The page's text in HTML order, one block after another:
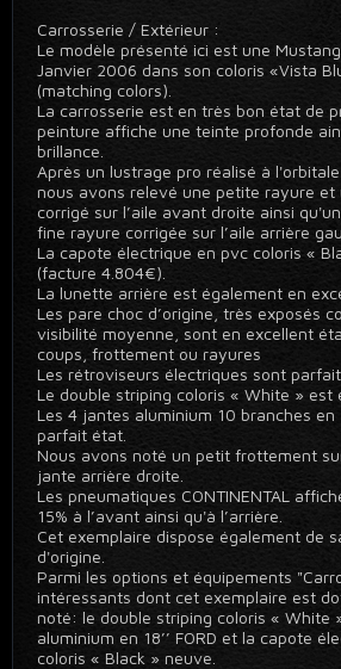
Carrosserie / Extérieur :
Le modèle présenté ici est une
Janvier 2006 dans son coloris «Vista
(matching colors).
La carrosserie est en très bon état de
peinture affiche une teinte profonde
brillance.
Après un lustrage pro réalisé à
nous avons relevé une petite rayure et
corrigé sur l’aile avant droite ainsi
fine rayure corrigée sur l’aile arrière
La capote électrique en pvc coloris «
(facture 4.804€).
La lunette arrière est également en
Les pare choc d’origine, très exposés
visibilité moyenne, sont en excellent
coups, frottement ou rayures
Les rétroviseurs électriques sont
Le double striping coloris « White »
Les 4 jantes aluminium 10 branches en
parfait état.
Nous avons noté un petit frottement
jante arrière droite.
Les pneumatiques CONTINENTAL
15% à l’avant ainsi qu'à l’arrière.
Cet exemplaire dispose également de
d'origine.
Parmi les options et équipements
intéressants dont cet exemplaire est
noté: le double striping coloris « White
aluminium en 18’’ FORD et la capote
coloris « Black » neuve.